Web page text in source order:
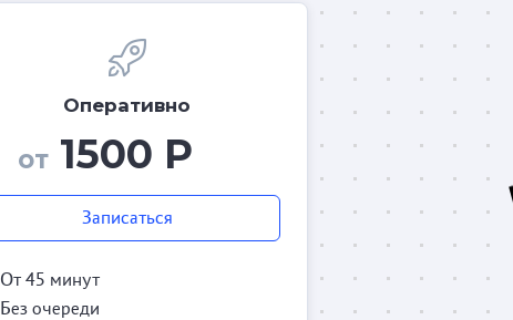
Оперативно
от1500 Р
Записаться
От 45 минут
Без очереди